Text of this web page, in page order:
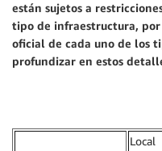
están sujetos a
tipo de infraestructura,
oficial de cada uno de los
profundizar en estos
Local